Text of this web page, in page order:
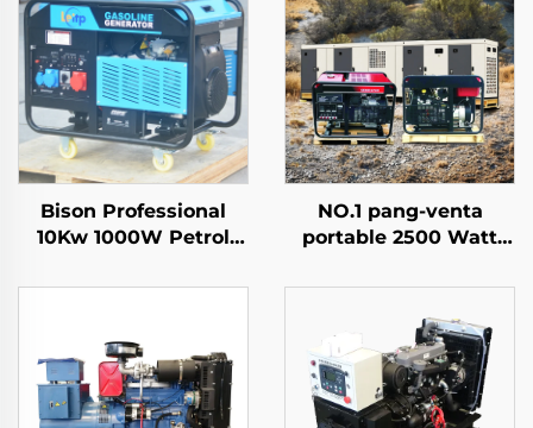
Bison Professional
10Kw 1000W Petrol
Single Phase 110V
Frequency DC Output
NO.1 pang-venta
portable 2500 Watt
Electric Mini Gasoline
Generator